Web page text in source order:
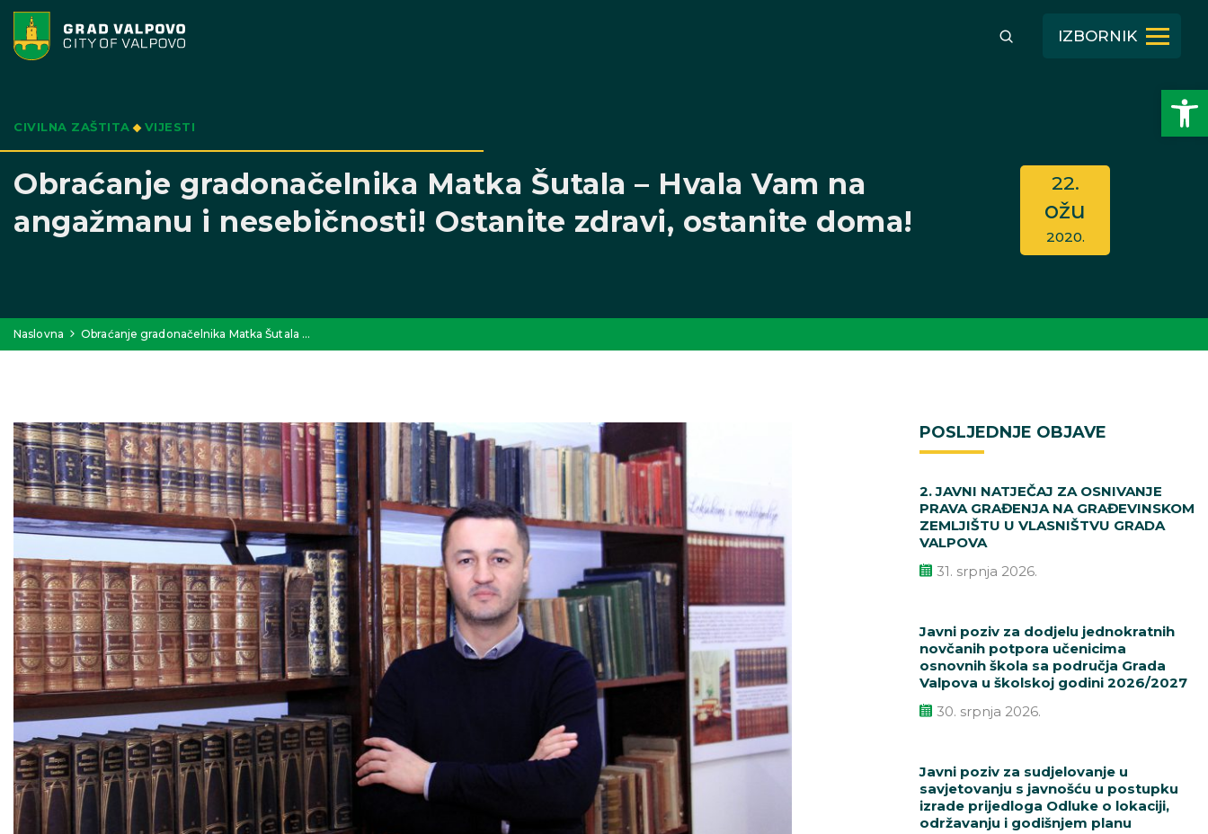
Open toolbar
IZBORNIK
CIVILNA ZAŠTITA VIJESTI
Obraćanje gradonačelnika Matka Šutala – Hvala Vam na
angažmanu i nesebičnosti! Ostanite zdravi, ostanite doma!
22.
ožu
2020.
Naslovna Obraćanje gradonačelnika Matka Šutala …
POSLJEDNJE OBJAVE
2. JAVNI NATJEČAJ ZA OSNIVANJE
PRAVA GRAĐENJA NA GRAĐEVINSKOM
ZEMLJIŠTU U VLASNIŠTVU GRADA
VALPOVA
31. srpnja 2026.
Javni poziv za dodjelu jednokratnih
novčanih potpora učenicima
osnovnih škola sa područja Grada
Valpova u školskoj godini 2026/2027
30. srpnja 2026.
Javni poziv za sudjelovanje u
savjetovanju s javnošću u postupku
izrade prijedloga Odluke o lokaciji,
održavanju i godišnjem planu